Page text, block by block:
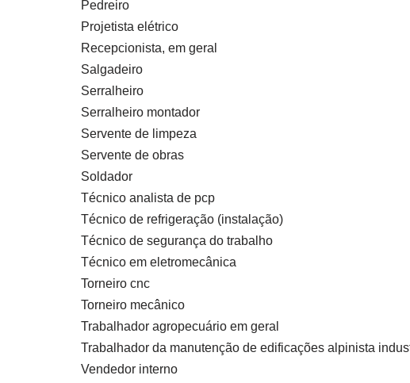
Pedreiro
Projetista elétrico
Recepcionista, em geral
Salgadeiro
Serralheiro
Serralheiro montador
Servente de limpeza
Servente de obras
Soldador
Técnico analista de pcp
Técnico de refrigeração (instalação)
Técnico de segurança do trabalho
Técnico em eletromecânica
Torneiro cnc
Torneiro mecânico
Trabalhador agropecuário em geral
Trabalhador da manutenção de edificações alpinista
Vendedor interno